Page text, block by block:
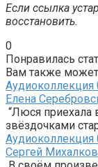
Если ссылка
восстановить.
0
Понравилась
Вам также
Аудиоколлекция
Елена
“Люся приехала
звёздочками
Аудиоколлекция
Сергей